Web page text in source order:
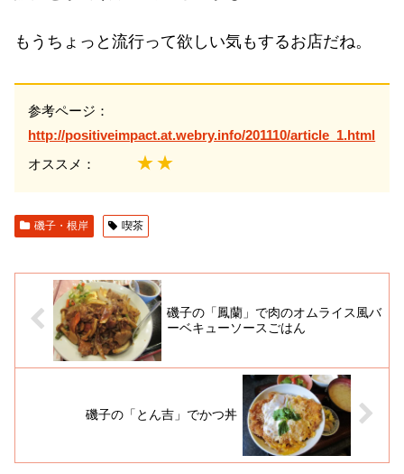
もうちょっと流行って欲しい気もするお店だね。
参考ページ：
http://positiveimpact.at.webry.info/201110/article_1.html
オススメ： ★★
磯子・根岸 喫茶
磯子の「鳳蘭」で肉のオムライス風バ
ーベキューソースごはん
磯子の「とん吉」でかつ丼